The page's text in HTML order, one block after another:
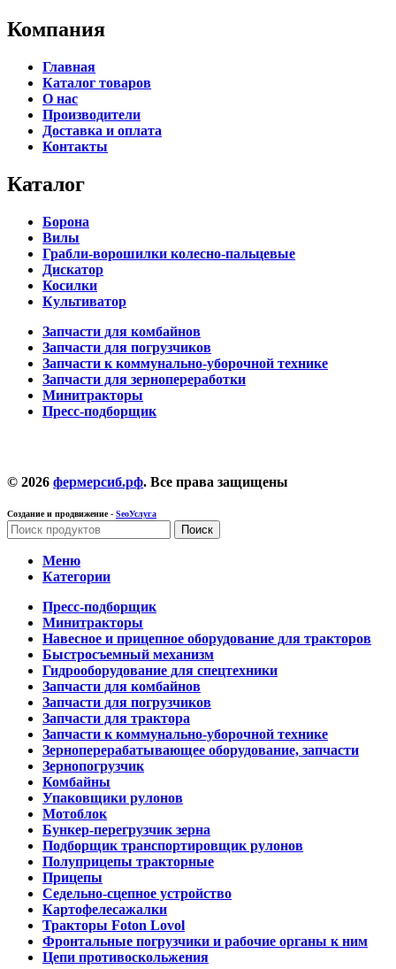
Компания
Главная
Каталог товаров
О нас
Производители
Доставка и оплата
Контакты
Каталог
Борона
Вилы
Грабли-ворошилки колесно-пальцевые
Дискатор
Косилки
Культиватор
Запчасти для комбайнов
Запчасти для погрузчиков
Запчасти к коммунально-уборочной технике
Запчасти для зернопереработки
Минитракторы
Пресс-подборщик
© 2026 фермерсиб.рф. Все права защищены
Создание и продвижение - SeoУслуга
Поиск
Меню
Категории
Пресс-подборщик
Минитракторы
Навесное и прицепное оборудование для тракторов
Быстросъемный механизм
Гидрооборудование для спецтехники
Запчасти для комбайнов
Запчасти для погрузчиков
Запчасти для трактора
Запчасти к коммунально-уборочной технике
Зерноперерабатывающее оборудование, запчасти
Зернопогрузчик
Комбайны
Упаковщики рулонов
Мотоблок
Бункер-перегрузчик зерна
Подборщик транспортировщик рулонов
Полуприцепы тракторные
Прицепы
Седельно-сцепное устройство
Картофелесажалки
Тракторы Foton Lovol
Фронтальные погрузчики и рабочие органы к ним
Цепи противоскольжения